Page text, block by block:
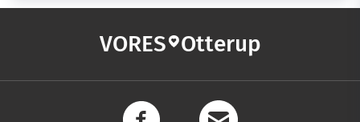
VORES Otterup